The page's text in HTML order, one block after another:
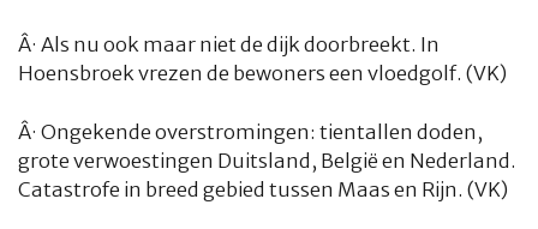
Â· Als nu ook maar niet de dijk doorbreekt. In
Hoensbroek vrezen de bewoners een vloedgolf. (VK)
Â· Ongekende overstromingen: tientallen doden,
grote verwoestingen Duitsland, België en Nederland.
Catastrofe in breed gebied tussen Maas en Rijn. (VK)